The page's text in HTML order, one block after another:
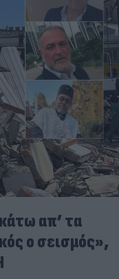
απ’ τα
ο σεισμός»,